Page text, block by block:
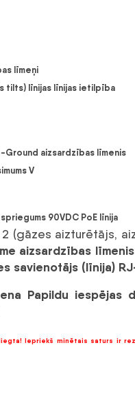
līmeņi
tilts) līnijas līnijas ietilpība
aizsardzības līmenis
V
spriegums 90VDC PoE līnija
(gāzes aizturētājs,
aizsardzības līmenis
savienotājs (līnija)
Papildu iespējas
Iepriekš minētais saturs ir